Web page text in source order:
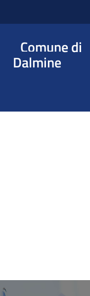
Comune di
Dalmine